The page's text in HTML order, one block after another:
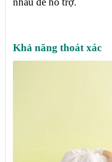
Khả năng thoát xác